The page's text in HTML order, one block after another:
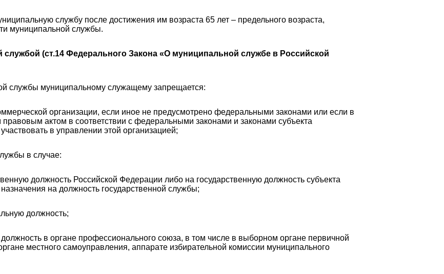
службу после достижения им возраста 65 лет – предельного возраста,
муниципальной службы.
(ст.14 Федерального Закона «О муниципальной службе в Российской
службы муниципальному служащему запрещается:
организации, если иное не предусмотрено федеральными законами или если в
актом в соответствии с федеральными законами и законами субъекта
в управлении этой организацией;
в случае:
должность Российской Федерации либо на государственную должность субъекта
на должность государственной службы;
должность;
в органе профессионального союза, в том числе в выборном органе первичной
местного самоуправления, аппарате избирательной комиссии муниципального